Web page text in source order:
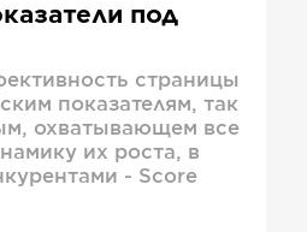
под
страницы
показателям, так
охватывающем все
их роста, в
- Score